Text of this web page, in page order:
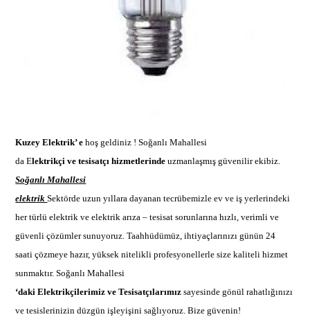
Kuzey Elektrik’ ehoş geldiniz !Soğanlı Mahallesi
da Elektrikçi ve tesisatçı hizmetlerindeuzmanlaşmış güvenilir ekibiz.
Soğanlı Mahallesi
elektrikSektörde uzun yıllara dayanan tecrübemizle ev ve iş yerlerindeki
her türlü elektrik veelektrik arıza – tesisat sorunlarına hızlı, verimli ve
güvenli çözümler sunuyoruz. Taahhüdümüz, ihtiyaçlarınızı günün 24
saati çözmeye hazır, yüksek nitelikli profesyonellerle size kaliteli hizmet
sunmaktır.Soğanlı Mahallesi
‘daki Elektrikçilerimiz ve Tesisatçılarımızsayesinde gönül rahatlığınızı
ve tesislerinizin düzgün işleyişini sağlıyoruz. Bize güvenin!